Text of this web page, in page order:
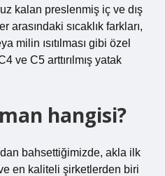
kalan preslenmiş iç ve dış
arasındaki sıcaklık farkları,
milin ısıtılması gibi özel
ve C5 arttırılmış yatak
hangisi?
bahsettiğimizde, akla ilk
en kaliteli şirketlerden biri